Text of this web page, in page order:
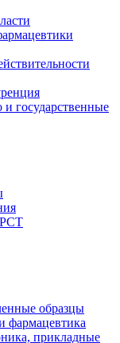
государственные
образцы
фармацевтика
прикладные